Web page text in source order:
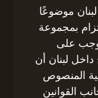
موضوعًا
بمجموعة
على
داخل لبنان أن
المنصوص
القوانين